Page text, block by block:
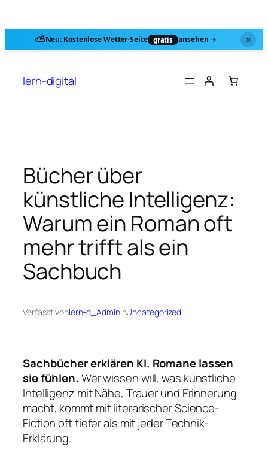
⛅Neu: KostenloseWetter-Seite gratis ansehen → ×
springen
lern-digital
Bücher über
künstliche Intelligenz:
Warum ein Roman oft
mehr trifft als ein
Sachbuch
Verfasst vonlern-d_AdmininUncategorized
Sachbücher erklären KI. Romane lassen
sie fühlen. Wer wissen will, was künstliche
Intelligenz mit Nähe, Trauer und Erinnerung
macht, kommt mit literarischer Science-
Fiction oft tiefer als mit jeder Technik-
Erklärung.